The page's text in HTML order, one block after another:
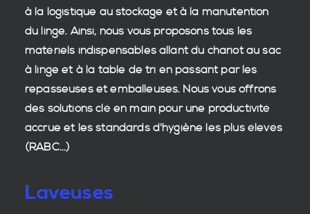
à la logistique au stockage et à la manutention
du linge. Ainsi, nous vous proposons tous les
matériels indispensables allant du chariot au sac
à linge et à la table de tri en passant par les
repasseuses et emballeuses. Nous vous offrons
des solutions clé en main pour une productivité
accrue et lesstandards d'hygiène les plus élevés
(RABC...)
Laveuses